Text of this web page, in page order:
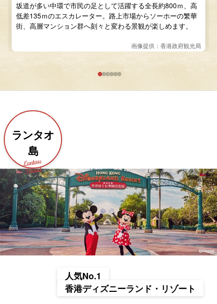
画像提供：香港政府観光局
坂道が多い中環で市民の足として活躍する全長約800ｍ、高
低差135ｍのエスカレーター。路上市場からソーホーの繁華
街、高層マンション群へ刻々と変わる景観が楽しめます。
ランタオ
島
Lantau
Island
人気No.1
香港ディズニーランド・リゾート